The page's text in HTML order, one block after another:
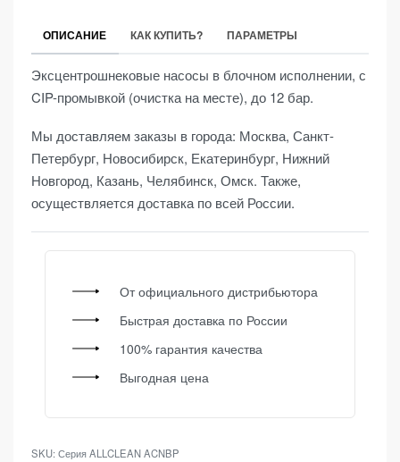
ОПИСАНИЕ КАК КУПИТЬ? ПАРАМЕТРЫ
Эксцентрошнековые насосы в блочном исполнении, с
CIP-промывкой (очистка на месте), до 12 бар.
Мы доставляем заказы в города: Москва, Санкт-
Петербург, Новосибирск, Екатеринбург, Нижний
Новгород, Казань, Челябинск, Омск. Также,
осуществляется доставка по всей России.
От официального дистрибьютора
Быстрая доставка по России
100% гарантия качества
Выгодная цена
SKU: Серия ALLCLEAN ACNBP